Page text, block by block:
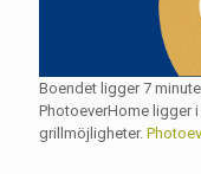
Boendet ligger 7
PhotoeverHome ligger
grillmöjligheter.